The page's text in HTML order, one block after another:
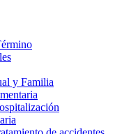
y Familia